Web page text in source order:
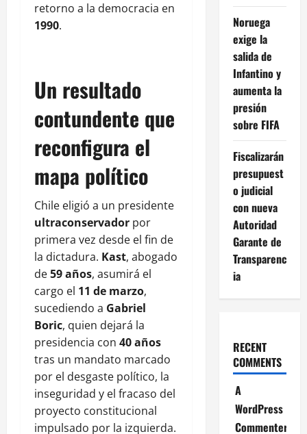
retorno a la democracia en
1990.
Un resultado
contundente que
reconfigura el
mapa político
Chile eligió a un presidente
ultraconservador por
primera vez desde el fin de
la dictadura. Kast, abogado
de59 años, asumirá el
cargo el 11 de marzo,
sucediendo a Gabriel
Boric, quien dejará la
presidencia con 40 años
tras un mandato marcado
por el desgaste político, la
inseguridad y el fracaso del
proyecto constitucional
impulsado por la izquierda.
Noruega
exige la
salida de
Infantino y
aumenta la
presión
sobre FIFA
Fiscalizarán
presupuest
o judicial
con nueva
Autoridad
Garante de
Transparenc
ia
RECENT
COMMENTS
A
WordPress
Commenter